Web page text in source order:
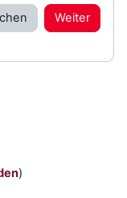
Weiter
)